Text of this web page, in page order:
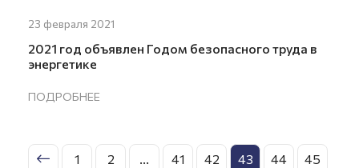
23 февраля 2021
2021 год объявлен Годом безопасного труда в
энергетике
ПОДРОБНЕЕ
1 2 41 42 43 44 45